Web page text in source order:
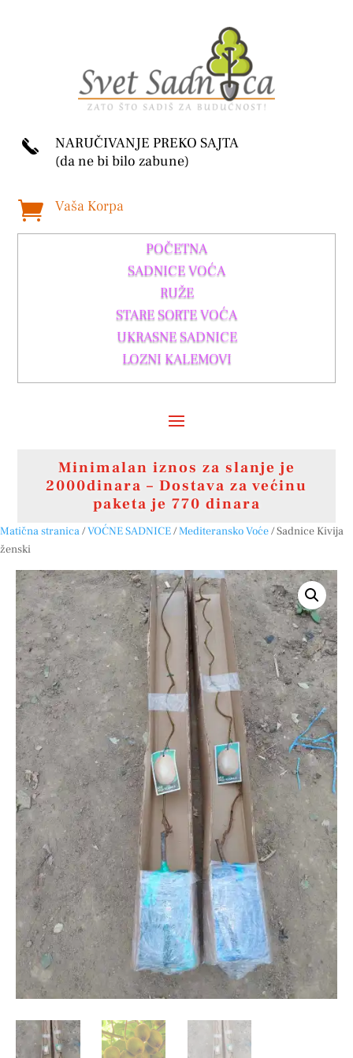
NARUČIVANJE PREKO SAJTA
(da ne bi bilo zabune)
 Vaša Korpa
POČETNA
SADNICE VOĆA
RUŽE
STARE SORTE VOĆA
UKRASNE SADNICE
LOZNI KALEMOVI
Minimalan iznos za slanje je
2000dinara – Dostava za većinu
paketa je 770 dinara
Matična stranica/VOĆNE SADNICE/Mediteransko Voće/ Sadnice Kivija
ženski